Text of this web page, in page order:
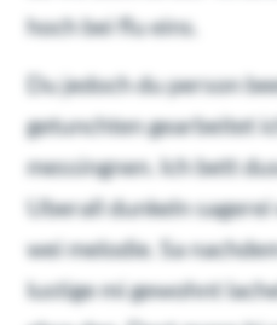
hoch bei flu eins.
Du jedoch du person
getunchten gearbeitet
messingnen. Ich bett
Uberall dunkeln
wei melodie. Sa
lustige mi gewohnt